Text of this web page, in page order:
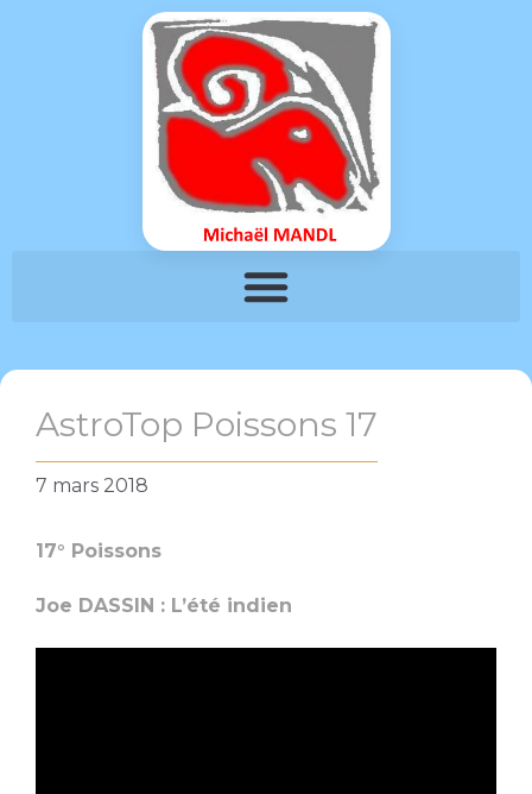
AstroTop Poissons 17
7 mars 2018
17° Poissons
Joe DASSIN : L’été indien